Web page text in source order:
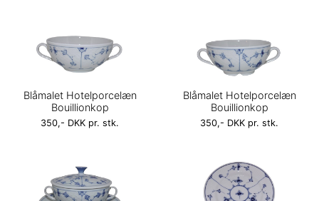
Blåmalet Hotelporcelæn
Bouillionkop
350,- DKK pr. stk.
Blåmalet Hotelporcelæn
Bouillionkop
350,- DKK pr. stk.